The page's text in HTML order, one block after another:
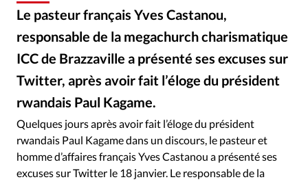
Se connecter
Édition: Internationale
Devise:CHF
RUBRIQUES
Tous les articles
Actualité chrétienne
Actualité internationale
Chronique
Culture
Dossier
Eglises Foi Génération réveil
Monde
Opinions
Publireportage
Relations Aujourd'hui
Le pasteur français Yves Castanou,
responsable de la megachurch charismatique
ICC de Brazzaville a présenté ses excuses sur
Twitter, après avoir fait l’éloge du président
rwandais Paul Kagame.
Quelques jours après avoir fait l’éloge du président
rwandais Paul Kagame dans un discours, le pasteur et
homme d’affaires français Yves Castanou a présenté ses
excuses sur Twitter le 18 janvier. Le responsable de la